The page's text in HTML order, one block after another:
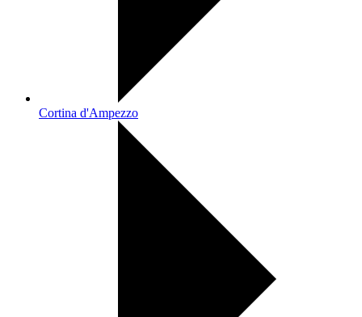
Cortina d'Ampezzo